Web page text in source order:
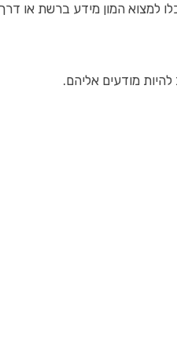
למצוא המון מידע ברשת או
מודעים אליהם.